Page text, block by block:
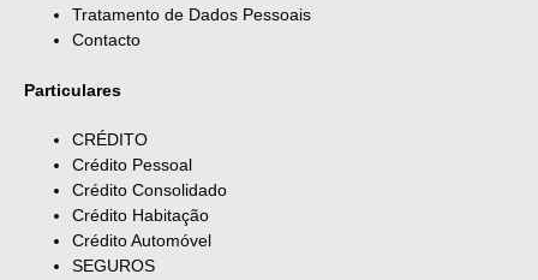
Tratamento de Dados Pessoais
Contacto
Particulares
CRÉDITO
Crédito Pessoal
Crédito Consolidado
Crédito Habitação
Crédito Automóvel
SEGUROS